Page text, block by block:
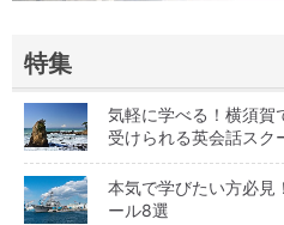
特集
気軽に学べる！横須賀
受けられる英会話スク
本気で学びたい方必見
ール8選